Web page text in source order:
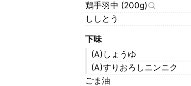
鶏手羽中 (200g)
ししとう
下味
(A)しょうゆ
(A)すりおろしニンニク
ごま油